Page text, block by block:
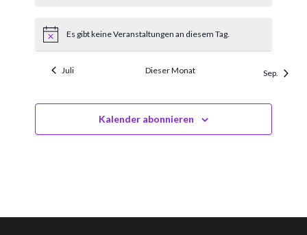
HinweisEs gibt keine Veranstaltungen an diesem Tag.
Juli Dieser Monat Sep.
Kalender abonnieren